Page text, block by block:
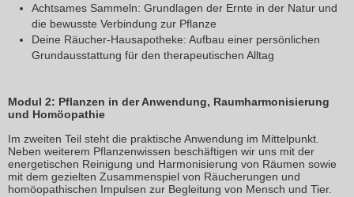
Achtsames Sammeln: Grundlagen der Ernte in der Natur und
die bewusste Verbindung zur Pflanze
Deine Räucher-Hausapotheke: Aufbau einer persönlichen
Grundausstattung für den therapeutischen Alltag
Modul 2: Pflanzen in der Anwendung, Raumharmonisierung
und Homöopathie
Im zweiten Teil steht die praktische Anwendung im Mittelpunkt.
Neben weiterem Pflanzenwissen beschäftigen wir uns mit der
energetischen Reinigung und Harmonisierung von Räumen sowie
mit dem gezielten Zusammenspiel von Räucherungen und
homöopathischen Impulsen zur Begleitung von Mensch und Tier.